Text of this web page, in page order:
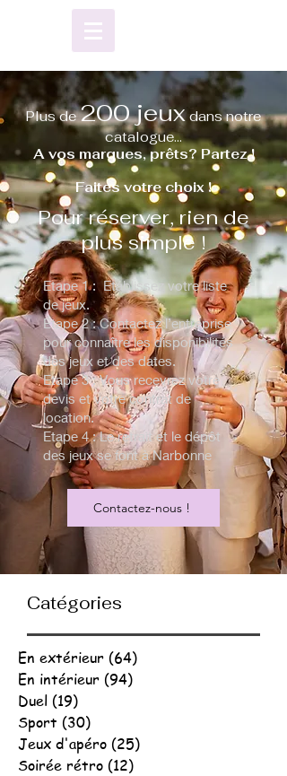
Plus de200 jeux dans notre
catalogue...
A vos marques, prêts? Partez !
Faites votre choix !
Pour réserver, rien de
plus simple !
Etape 1 : Etablissez votre liste
de jeux.
Etape 2 : Contactez l’entreprise
pour connaître les disponibilités
des jeux et des dates.
Etape 3 : Vous recevrez votre
devis et votre contrat de
location.
Etape 4 : Le retrait et le dépôt
des jeux se font à Narbonne
Contactez-nous !
Catégories
En extérieur (64)
En intérieur (94)
Duel (19)
Sport (30)
Jeux d'apéro (25)
Soirée rétro (12)